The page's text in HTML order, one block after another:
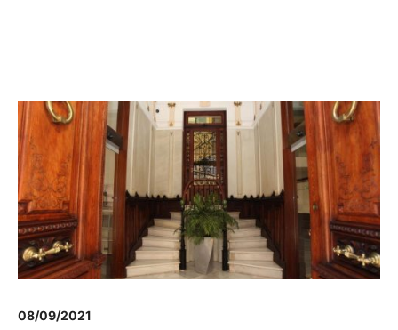
08/09/2021